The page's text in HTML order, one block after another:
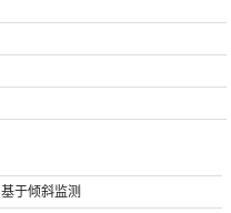
基于倾斜监测